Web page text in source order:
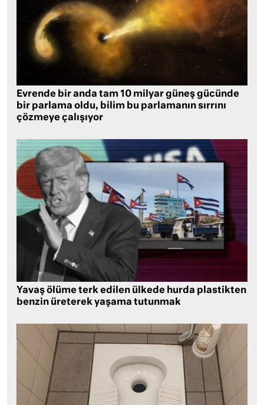
Evrende bir anda tam 10 milyar güneş gücünde
bir parlama oldu, bilim bu parlamanın sırrını
çözmeye çalışıyor
Yavaş ölüme terk edilen ülkede hurda plastikten
benzin üreterek yaşama tutunmak